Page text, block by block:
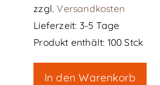
zzgl.Versandkosten
Lieferzeit: 3-5 Tage
Produkt enthält: 100Stck
In den Warenkorb